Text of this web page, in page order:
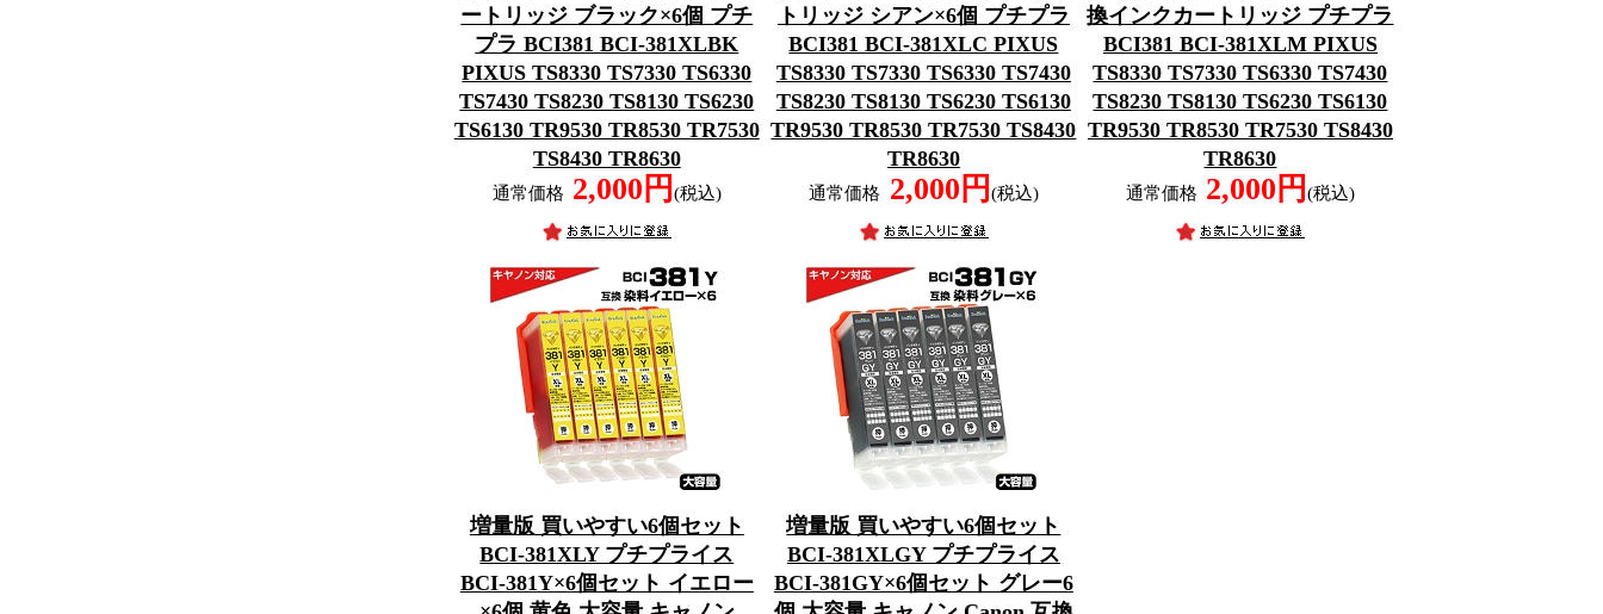
ートリッジ ブラック×6個 プチ
プラ BCI381 BCI-381XLBK
PIXUS TS8330 TS7330 TS6330
TS7430 TS8230 TS8130 TS6230
TS6130 TR9530 TR8530 TR7530
TS8430 TR8630
通常価格 2,000円(税込)
トリッジ シアン×6個 プチプラ
BCI381 BCI-381XLC PIXUS
TS8330 TS7330 TS6330 TS7430
TS8230 TS8130 TS6230 TS6130
TR9530 TR8530 TR7530 TS8430
TR8630
通常価格 2,000円 (税込)
換インクカートリッジ プチプラ
BCI381 BCI-381XLM PIXUS
TS8330 TS7330 TS6330 TS7430
TS8230 TS8130 TS6230 TS6130
TR9530 TR8530 TR7530 TS8430
TR8630
通常価格 2,000円(税込)
増量版 買いやすい6個セット
BCI-381XLY プチプライス
BCI-381Y×6個セット イエロー
増量版 買いやすい6個セット
BCI-381XLGY プチプライス
BCI-381GY×6個セット グレー6